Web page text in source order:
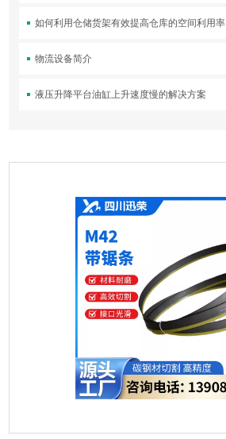
如何利用仓储货架有效提高仓库的空间利用率
物流设备简介
液压升降平台油缸上升速度慢的解决方案